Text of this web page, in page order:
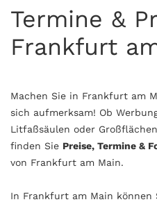
Termine &
Frankfurt
Machen Sie in Frankfurt am
sich aufmerksam! Ob
Litfaßsäulen oder
finden Sie Preise, Termine &
von Frankfurt am Main.
In Frankfurt am Main können